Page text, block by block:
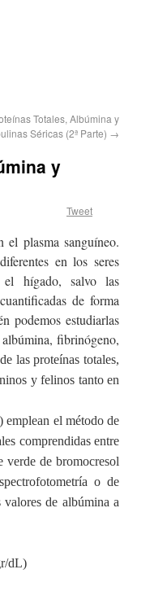
Totales, Albúmina y
Séricas (2ª Parte) →
y
Tweet
el plasma sanguíneo.
en los seres
el hígado, salvo las
de forma
podemos estudiarlas
fibrinógeno,
las proteínas totales,
y felinos tanto en
emplean el método de
comprendidas entre
verde de bromocresol
o de
de albúmina a
dL)